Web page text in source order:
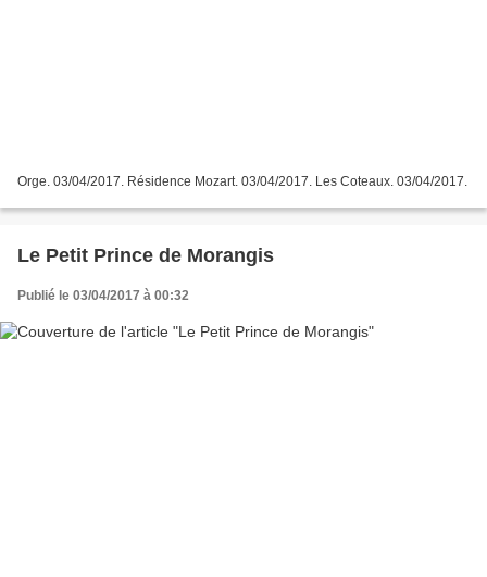
Orge. 03/04/2017. Résidence Mozart. 03/04/2017. Les Coteaux. 03/04/2017.
Le Petit Prince de Morangis
Publié le 03/04/2017 à 00:32